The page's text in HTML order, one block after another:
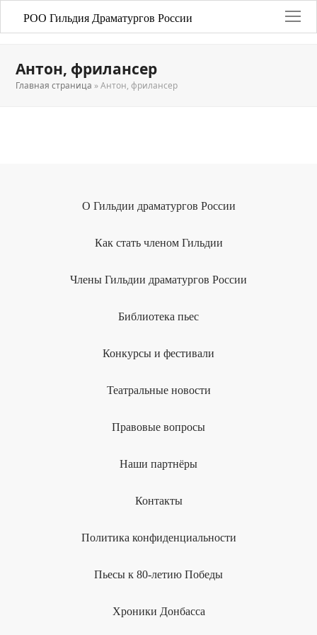
РОО Гильдия Драматургов России
Антон, фрилансер
Главная страница »Антон, фрилансер
О Гильдии драматургов России
Как стать членом Гильдии
Члены Гильдии драматургов России
Библиотека пьес
Конкурсы и фестивали
Театральные новости
Правовые вопросы
Наши партнёры
Контакты
Политика конфиденциальности
Пьесы к 80-летию Победы
Хроники Донбасса